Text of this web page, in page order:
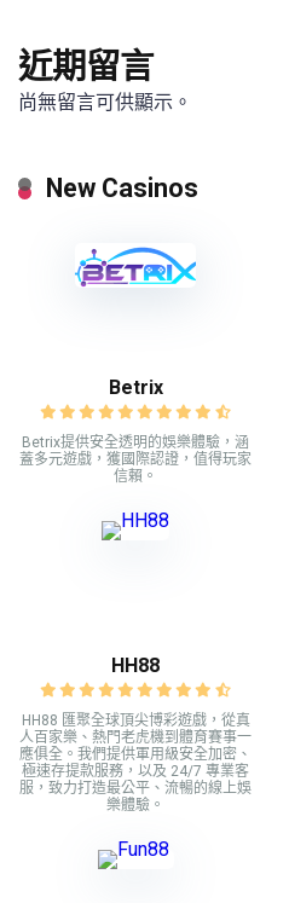
近期留言
尚無留言可供顯示。
New Casinos
Betrix
Betrix提供安全透明的娛樂體驗，涵
蓋多元遊戲，獲國際認證，值得玩家
信賴。
HH88
HH88 匯聚全球頂尖博彩遊戲，從真
人百家樂、熱門老虎機到體育賽事一
應俱全。我們提供軍用級安全加密、
極速存提款服務，以及 24/7 專業客
服，致力打造最公平、流暢的線上娛
樂體驗。